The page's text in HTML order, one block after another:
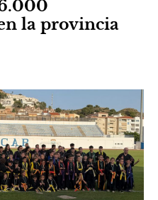
la provincia